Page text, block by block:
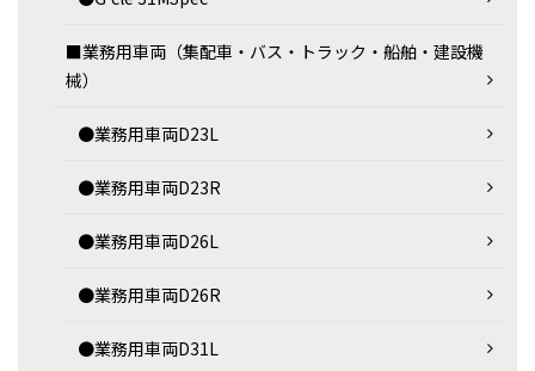
■業務用車両（集配車・バス・トラック・船舶・建設機
械）
●業務用車両D23L
●業務用車両D23R
●業務用車両D26L
●業務用車両D26R
●業務用車両D31L